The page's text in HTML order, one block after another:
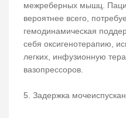
межреберных мышц.
вероятнее всего,
гемодинамическая
себя оксигенотерапию,
легких, инфузионную
вазопрессоров.
5.​ Задержка